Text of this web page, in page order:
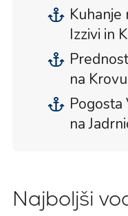
Kuhanje
Izzivi in
na
Pogosta
na
Najboljši